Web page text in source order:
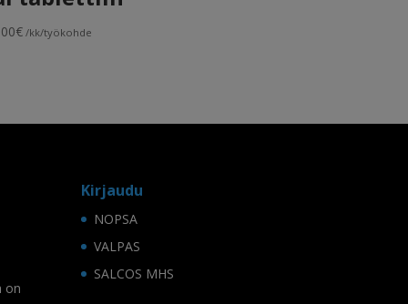
€ /kk/työkohde
on
Kirjaudu
NOPSA
VALPAS
SALCOS MHS